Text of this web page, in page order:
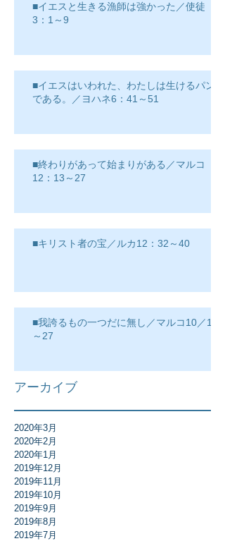
■イエスと生きる漁師は強かった／使徒
3：1～9
■イエスはいわれた、わたしは生けるパン
である。／ヨハネ6：41～51
■終わりがあって始まりがある／マルコ
12：13～27
■キリスト者の宝／ルカ12：32～40
■我誇るもの一つだに無し／マルコ10／17
～27
アーカイブ
2020年3月
2020年2月
2020年1月
2019年12月
2019年11月
2019年10月
2019年9月
2019年8月
2019年7月